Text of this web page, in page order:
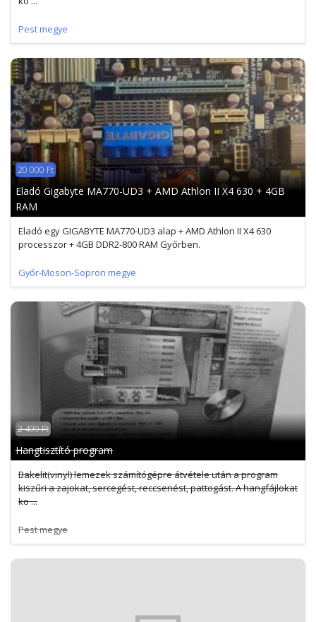
Pest megye
20 000 Ft
Eladó Gigabyte MA770-UD3 + AMD Athlon II X4 630 + 4GB
RAM
Eladó egy GIGABYTE MA770-UD3 alap + AMD Athlon II X4 630
processzor + 4GB DDR2-800 RAM Győrben.
Győr-Moson-Sopron megye
2 499 Ft
Hangtisztító program
Bakelit(vinyl) lemezek számítógépre átvétele után a program
kiszűri a zajokat, sercegést, reccsenést, pattogást. A hangfájlokat
ko ...
Pest megye